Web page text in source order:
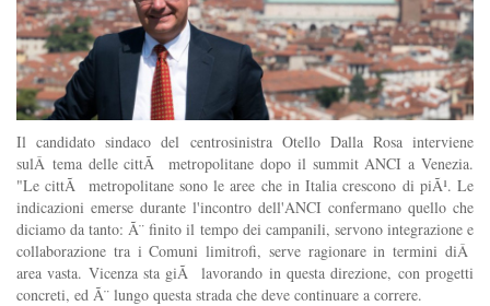
Il candidato sindaco del centrosinistra Otello Dalla Rosa interviene
sulÂ tema delle cittÃ metropolitane dopo il summit ANCI a Venezia.
"Le cittÃ metropolitane sono le aree che in Italia crescono di piÃ¹. Le
indicazioni emerse durante l'incontro dell'ANCI confermano quello che
diciamo da tanto: Ã¨ finito il tempo dei campanili, servono integrazione e
collaborazione tra i Comuni limitrofi, serve ragionare in termini diÂ
area vasta. Vicenza sta giÃ lavorando in questa direzione, con progetti
concreti, ed Ã¨ lungo questa strada che deve continuare a correre.